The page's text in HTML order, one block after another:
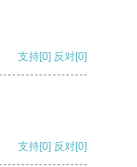
支持[0] 反对[0]
支持[0] 反对[0]